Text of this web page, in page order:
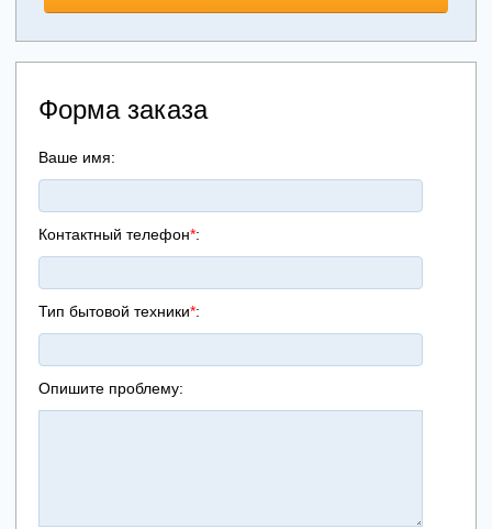
Форма заказа
Ваше имя:
Контактный телефон*:
Тип бытовой техники*:
Опишите проблему: